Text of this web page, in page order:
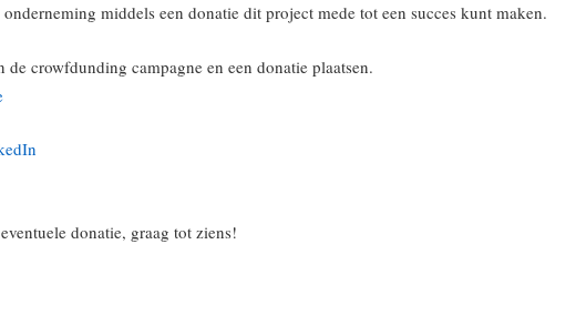
middels een donatie dit project mede tot een succes kunt maken.
crowfdunding campagne en een donatie plaatsen.
donatie, graag tot ziens!